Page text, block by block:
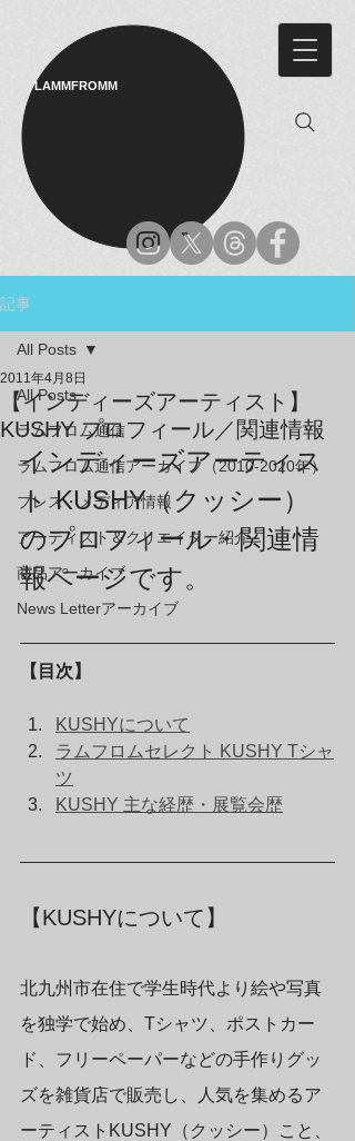
LAMMFROMM​
記事
All Posts
ラムフロム通信
ラムフロム通信アーカイブ（2010-2020年）
プレス・メディア情報
アーティスト＆クリエイター紹介
商品アーカイブ
News Letterアーカイブ
All Posts
【インディーズアーティスト】
KUSHY プロフィール／関連情報
2011年4月8日
インディーズアーティス
ト KUSHY（クッシー）
のプロフィール・関連情
報ページです。
【目次】
KUSHYについて
ラムフロムセレクト KUSHY Tシャ
ツ
KUSHY 主な経歴・展覧会歴
【KUSHYについて】
北九州市在住で学生時代より絵や写真
を独学で始め、Tシャツ、ポストカー
ド、フリーペーパーなどの手作りグッ
ズを雑貨店で販売し、人気を集めるア
ーティストKUSHY（クッシー）こと、